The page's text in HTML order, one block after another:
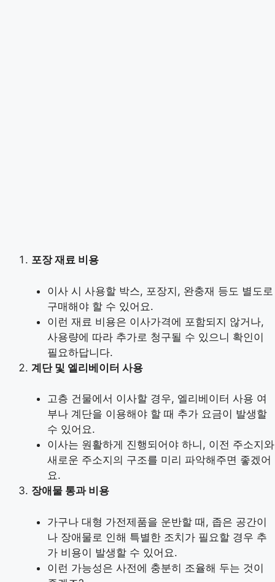
포장 재료 비용
이사 시 사용할 박스, 포장지, 완충재 등도 별도로
구매해야 할 수 있어요.
이런 재료 비용은 이사가격에 포함되지 않거나,
사용량에 따라 추가로 청구될 수 있으니 확인이
필요하답니다.
계단 및 엘리베이터 사용
고층 건물에서 이사할 경우, 엘리베이터 사용 여
부나 계단을 이용해야 할 때 추가 요금이 발생할
수 있어요.
이사는 원활하게 진행되어야 하니, 이전 주소지와
새로운 주소지의 구조를 미리 파악해주면 좋겠어
요.
장애물 통과 비용
가구나 대형 가전제품을 운반할 때, 좁은 공간이
나 장애물로 인해 특별한 조치가 필요할 경우 추
가 비용이 발생할 수 있어요.
이런 가능성은 사전에 충분히 조율해 두는 것이